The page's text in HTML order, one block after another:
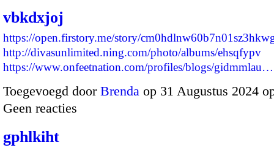
vbkdxjoj
https://open.firstory.me/story/
http://divasunlimited.ning.com/photo/albums/ehsqfypv
https://www.onfeetnation.com/profiles/blogs/gidmmlau…
Toegevoegd door Brenda op 31 Augustus 2024
Geen reacties
gphlkiht